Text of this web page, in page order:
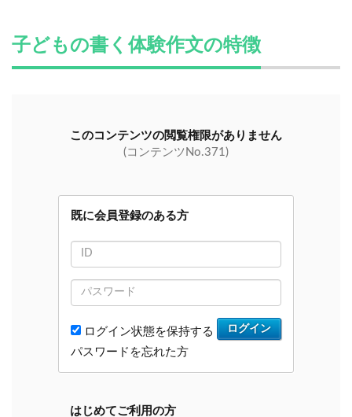
子どもの書く体験作文の特徴